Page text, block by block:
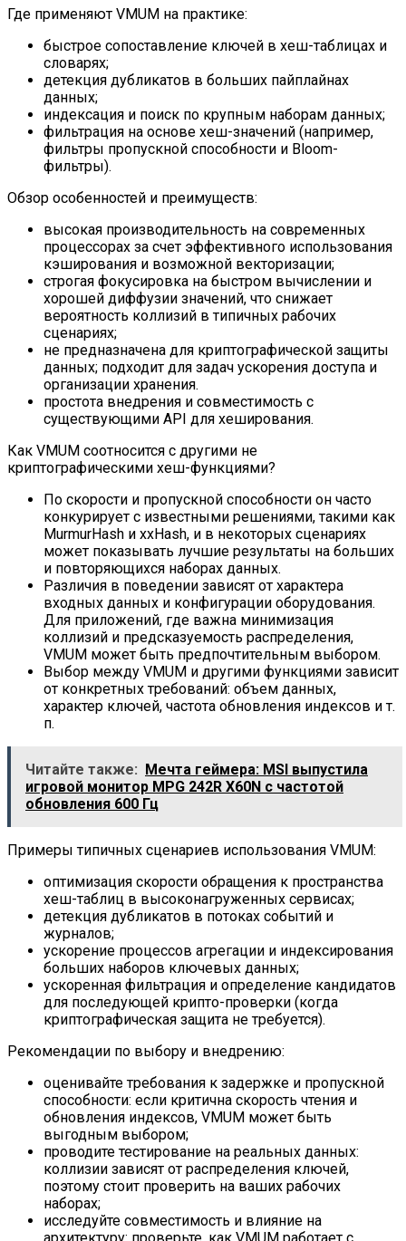
Где применяют VMUM на практике:
быстрое сопоставление ключей в хеш-таблицах и
словарях;
детекция дубликатов в больших пайплайнах
данных;
индексация и поиск по крупным наборам данных;
фильтрация на основе хеш-значений (например,
фильтры пропускной способности и Bloom-
фильтры).
Обзор особенностей и преимуществ:
высокая производительность на современных
процессорах за счет эффективного использования
кэширования и возможной векторизации;
строгая фокусировка на быстром вычислении и
хорошей диффузии значений, что снижает
вероятность коллизий в типичных рабочих
сценариях;
не предназначена для криптографической защиты
данных; подходит для задач ускорения доступа и
организации хранения.
простота внедрения и совместимость с
существующими API для хеширования.
Как VMUM соотносится с другими не
криптографическими хеш-функциями?
По скорости и пропускной способности он часто
конкурирует с известными решениями, такими как
MurmurHash и xxHash, и в некоторых сценариях
может показывать лучшие результаты на больших
и повторяющихся наборах данных.
Различия в поведении зависят от характера
входных данных и конфигурации оборудования.
Для приложений, где важна минимизация
коллизий и предсказуемость распределения,
VMUM может быть предпочтительным выбором.
Выбор между VMUM и другими функциями зависит
от конкретных требований: объем данных,
характер ключей, частота обновления индексов и т.
п.
Читайте также: Мечта геймера: MSI выпустила
игровой монитор MPG 242R X60N с частотой
обновления 600 Гц
Примеры типичных сценариев использования VMUM:
оптимизация скорости обращения к пространства
хеш-таблиц в высоконагруженных сервисах;
детекция дубликатов в потоках событий и
журналов;
ускорение процессов агрегации и индексирования
больших наборов ключевых данных;
ускоренная фильтрация и определение кандидатов
для последующей крипто-проверки (когда
криптографическая защита не требуется).
Рекомендации по выбору и внедрению:
оценивайте требования к задержке и пропускной
способности: если критична скорость чтения и
обновления индексов, VMUM может быть
выгодным выбором;
проводите тестирование на реальных данных:
коллизии зависят от распределения ключей,
поэтому стоит проверить на ваших рабочих
наборах;
исследуйте совместимость и влияние на